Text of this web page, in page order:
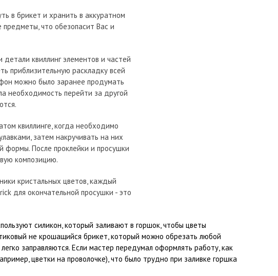
в брикет и хранить в аккуратном
что обезопасит Вас и
квиллинг элементов и частей
приблизительную раскладку всей
можно было заранее продумать
необходимость перейти за другой
квиллинге, когда необходимо
затем накручивать на них
формы. После проклейки и просушки
композицию.
кристальных цветов, каждый
для окончательной просушки - это
силикон, который заливают в горшок, чтобы цветы
не крошащийся брикет, который можно обрезать любой
заправляются. Если мастер передумал оформлять работу, как
цветки на проволочке), что было трудно при заливке горшка